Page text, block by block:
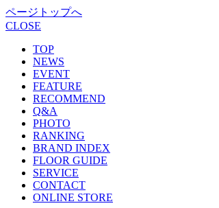
ページトップへ
CLOSE
TOP
NEWS
EVENT
FEATURE
RECOMMEND
Q&A
PHOTO
RANKING
BRAND INDEX
FLOOR GUIDE
SERVICE
CONTACT
ONLINE STORE